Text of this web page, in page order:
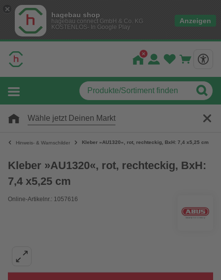
hagebau shop
hagebau connect GmbH & Co. KG
KOSTENLOS- In Google Play
Anzeigen
Wähle jetzt Deinen Markt
Hinweis- & Warnschilder Kleber »AU1320«, rot, rechteckig, BxH: 7,4 x5,25 cm
Kleber »AU1320«, rot, rechteckig, BxH:
7,4 x5,25 cm
Online-Artikelnr.: 1057616